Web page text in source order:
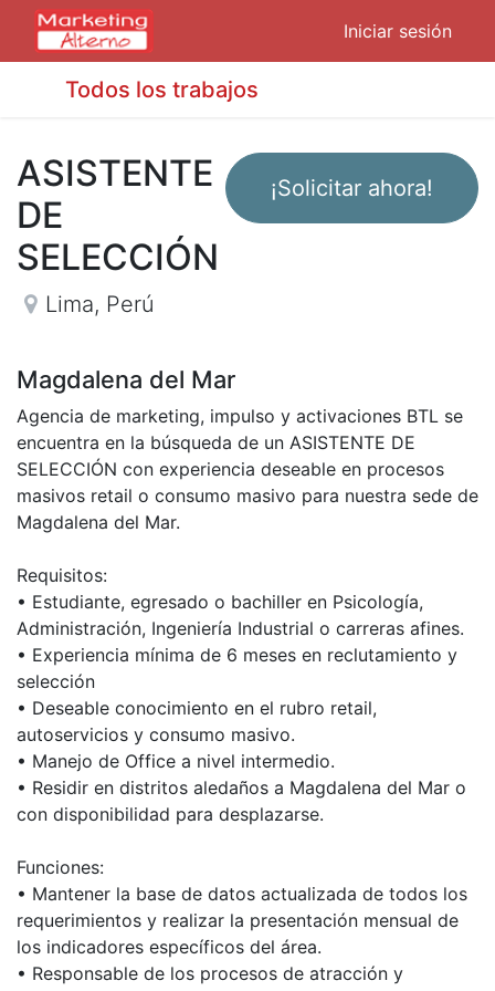
Iniciar sesión
Todos los trabajos
¡Solicitar ahora!
ASISTENTE
DE
SELECCIÓN
Lima, Perú
Magdalena del Mar
Agencia de marketing, impulso y activaciones BTL se
encuentra en la búsqueda de un ASISTENTE DE
SELECCIÓN con experiencia deseable en procesos
masivos retail o consumo masivo para nuestra sede de
Magdalena del Mar.
Requisitos:
• Estudiante, egresado o bachiller en Psicología,
Administración, Ingeniería Industrial o carreras afines.
• Experiencia mínima de 6 meses en reclutamiento y
selección
• Deseable conocimiento en el rubro retail,
autoservicios y consumo masivo.
• Manejo de Office a nivel intermedio.
• Residir en distritos aledaños a Magdalena del Mar o
con disponibilidad para desplazarse.
Funciones:
• Mantener la base de datos actualizada de todos los
requerimientos y realizar la presentación mensual de
los indicadores específicos del área.
• Responsable de los procesos de atracción y